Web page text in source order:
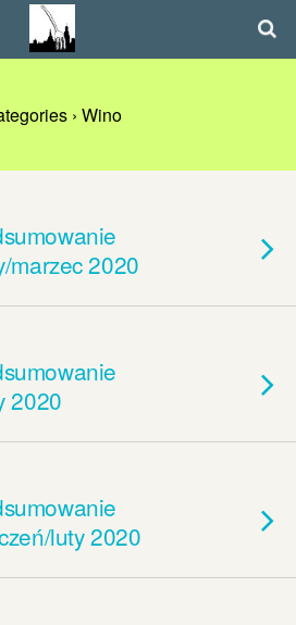
› Wino
marzec 2020
2020
luty 2020